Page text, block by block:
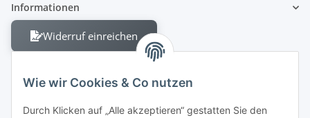
Wie wir Cookies & Co nutzen
Durch Klicken auf „Alle akzeptieren“ gestatten Sie den
Informationen
Widerruf einreichen